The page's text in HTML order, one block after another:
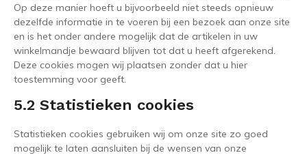
Op deze manier hoeft u bijvoorbeeld niet steeds opnieuw
dezelfde informatie in te voeren bij een bezoek aan onze site
en is het onder andere mogelijk dat de artikelen in uw
winkelmandje bewaard blijven tot dat u heeft afgerekend.
Deze cookies mogen wij plaatsen zonder dat u hier
toestemming voor geeft.
5.2 Statistieken cookies
Statistieken cookies gebruiken wij om onze site zo goed
mogelijk te laten aansluiten bij de wensen van onze